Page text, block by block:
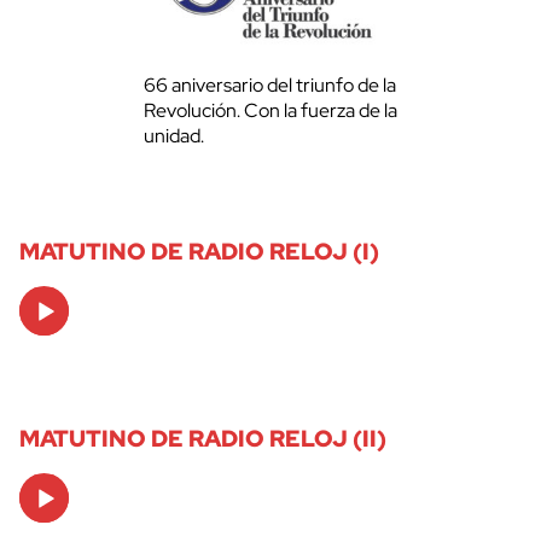
66 aniversario del triunfo de la
Revolución. Con la fuerza de la
unidad.
MATUTINO DE RADIO RELOJ (I)
Audio
Player
MATUTINO DE RADIO RELOJ (II)
Audio
Player